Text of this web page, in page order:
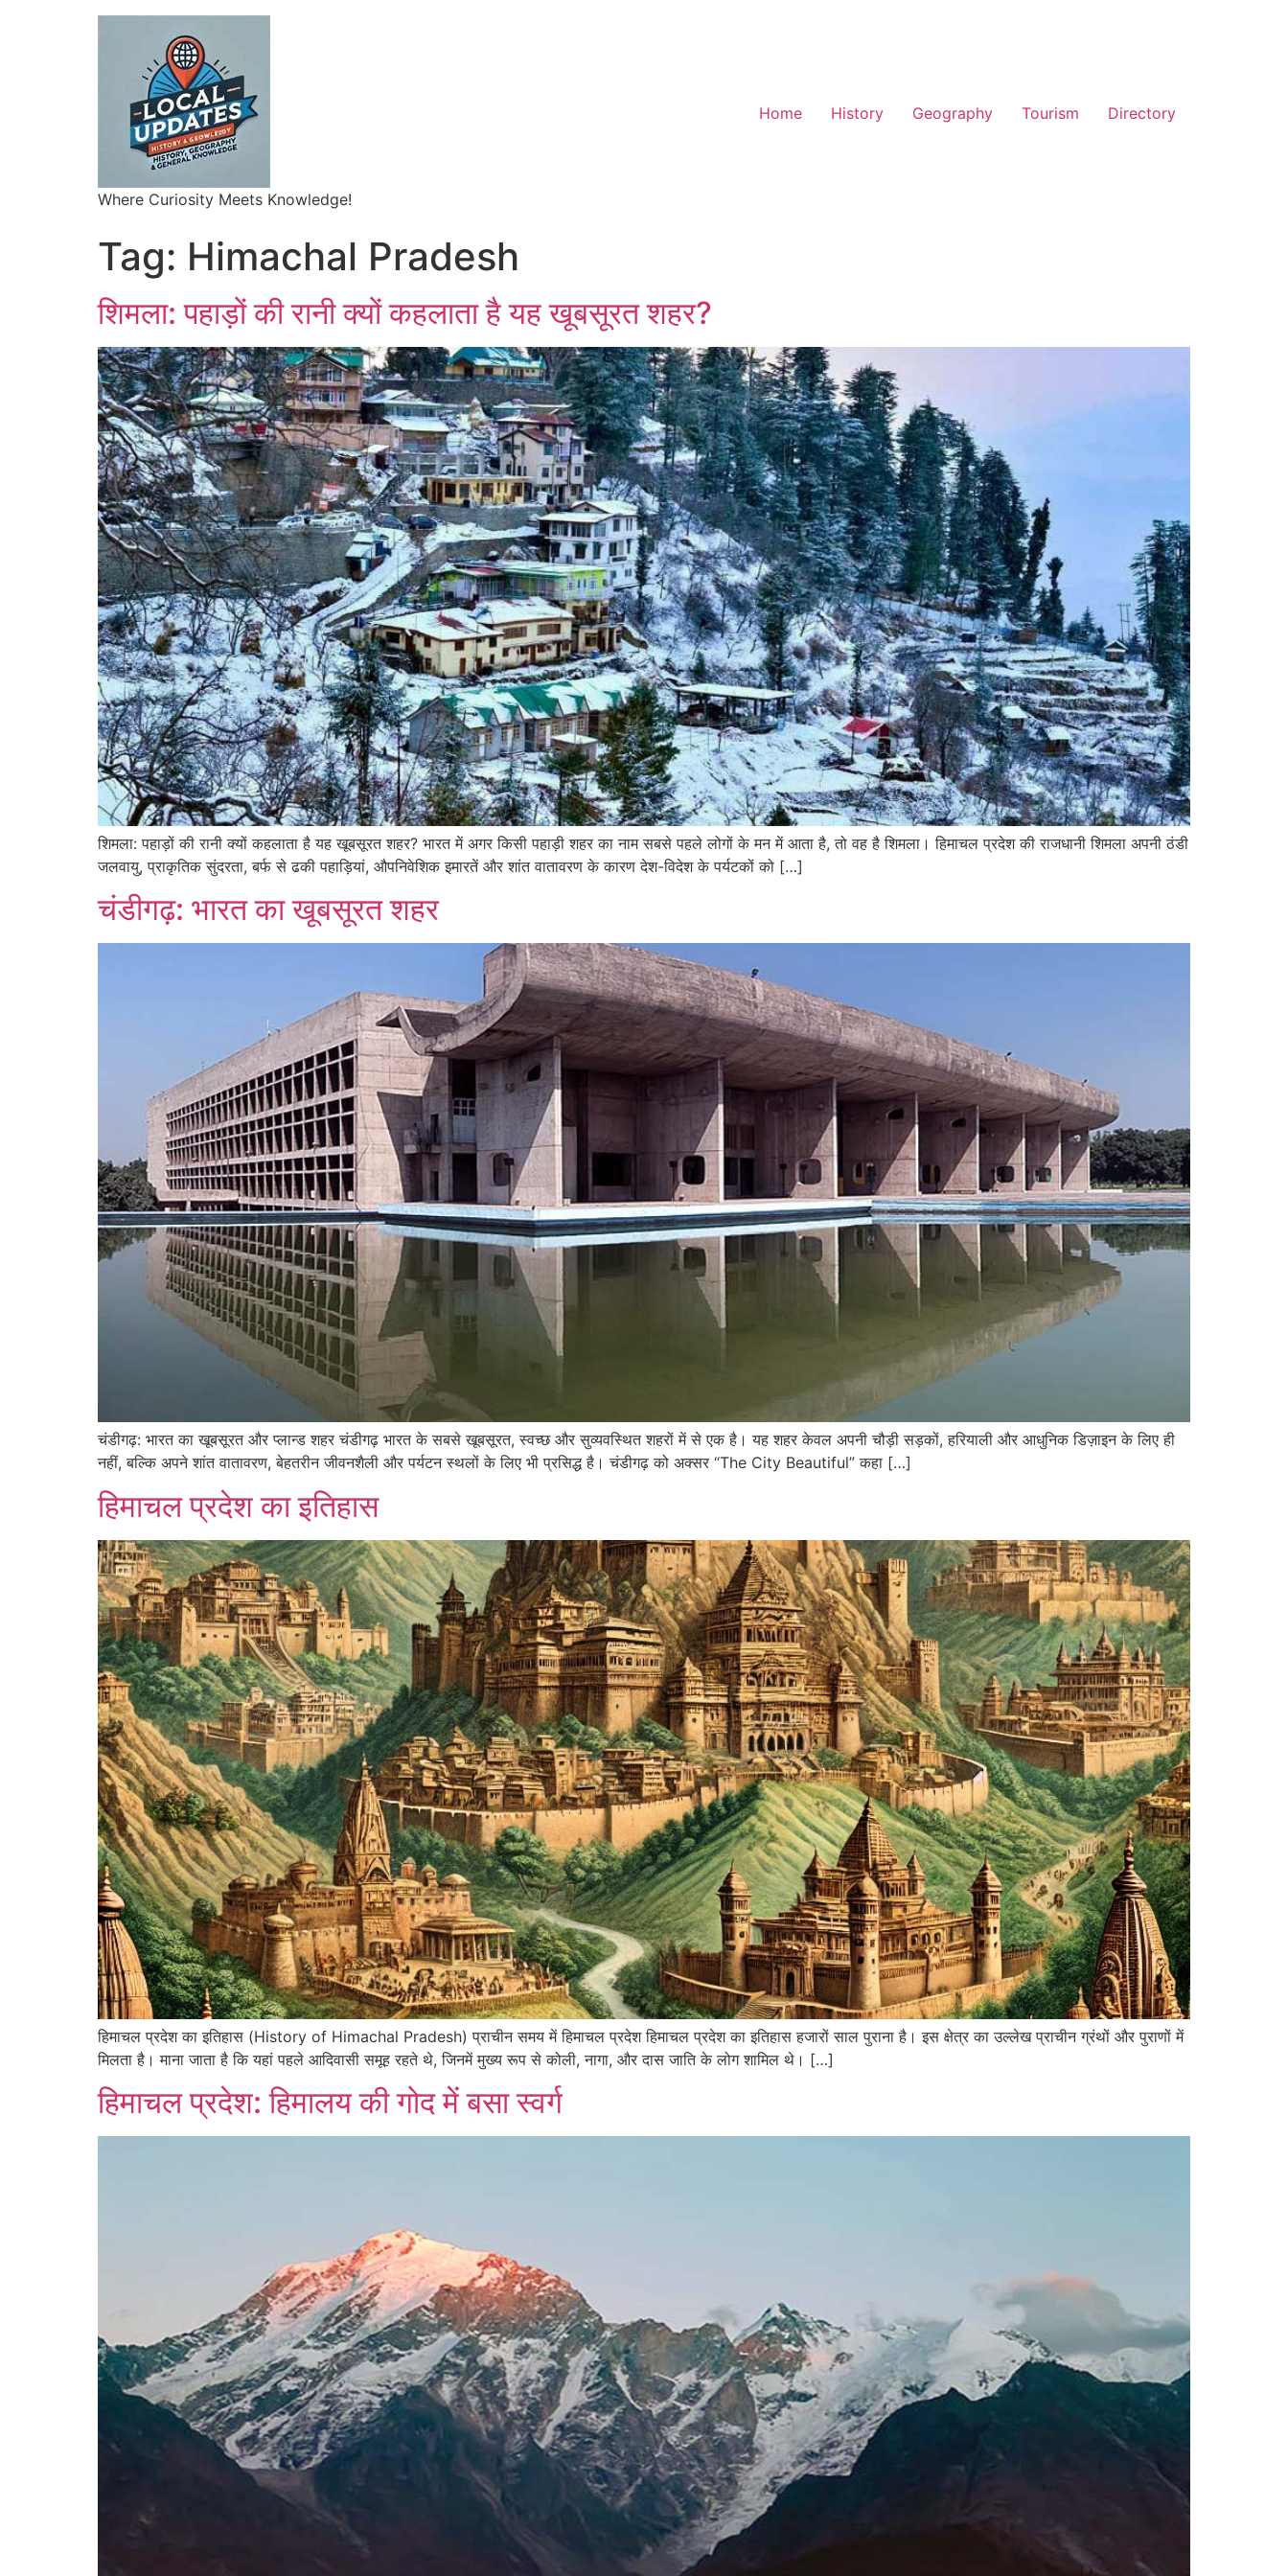
Where Curiosity Meets Knowledge!
Home History Geography Tourism Directory
Tag: Himachal Pradesh
शिमला: पहाड़ों की रानी क्यों कहलाता है यह खूबसूरत शहर?
शिमला: पहाड़ों की रानी क्यों कहलाता है यह खूबसूरत शहर? भारत में अगर किसी पहाड़ी शहर का नाम सबसे पहले लोगों के मन में आता है, तो वह है शिमला। हिमाचल प्रदेश की राजधानी शिमला अपनी ठंडी
जलवायु, प्राकृतिक सुंदरता, बर्फ से ढकी पहाड़ियां, औपनिवेशिक इमारतें और शांत वातावरण के कारण देश-विदेश के पर्यटकों को […]
चंडीगढ़: भारत का खूबसूरत शहर
चंडीगढ़: भारत का खूबसूरत और प्लान्ड शहर चंडीगढ़ भारत के सबसे खूबसूरत, स्वच्छ और सुव्यवस्थित शहरों में से एक है। यह शहर केवल अपनी चौड़ी सड़कों, हरियाली और आधुनिक डिज़ाइन के लिए ही
नहीं, बल्कि अपने शांत वातावरण, बेहतरीन जीवनशैली और पर्यटन स्थलों के लिए भी प्रसिद्ध है। चंडीगढ़ को अक्सर “The City Beautiful” कहा […]
हिमाचल प्रदेश का इतिहास
हिमाचल प्रदेश का इतिहास (History of Himachal Pradesh) प्राचीन समय में हिमाचल प्रदेश हिमाचल प्रदेश का इतिहास हजारों साल पुराना है। इस क्षेत्र का उल्लेख प्राचीन ग्रंथों और पुराणों में
मिलता है। माना जाता है कि यहां पहले आदिवासी समूह रहते थे, जिनमें मुख्य रूप से कोली, नागा, और दास जाति के लोग शामिल थे। […]
हिमाचल प्रदेश: हिमालय की गोद में बसा स्वर्ग